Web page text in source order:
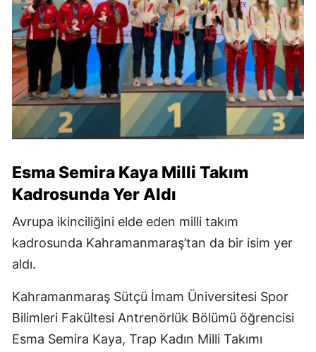
Esma Semira Kaya Milli Takım
Kadrosunda Yer Aldı
Avrupa ikinciliğini elde eden milli takım
kadrosunda Kahramanmaraş’tan da bir isim yer
aldı.
Kahramanmaraş Sütçü İmam Üniversitesi Spor
Bilimleri Fakültesi Antrenörlük Bölümü öğrencisi
Esma Semira Kaya, Trap Kadın Milli Takımı